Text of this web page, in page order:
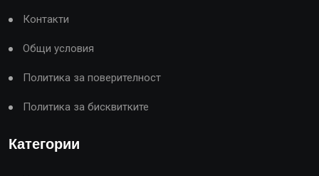
Контакти
Общи условия
Политика за поверителност
Политика за бисквитките
Категории